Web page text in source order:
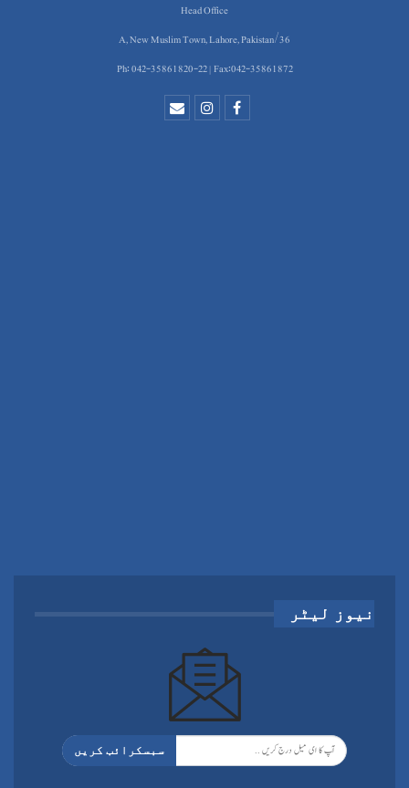
Head Office
36/A, New Muslim Town, Lahore, Pakistan
Ph: 042-35861820-22 | Fax:042-35861872
نیوز لیٹر
سبسکرائب کریں